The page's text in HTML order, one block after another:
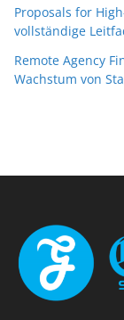
Proposals for
vollständige
Remote Agency
Wachstum von